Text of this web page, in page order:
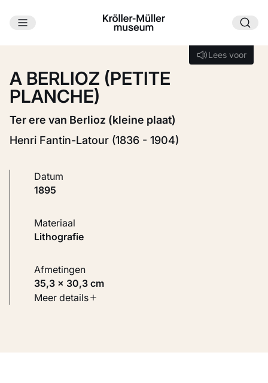
Ga naar hoofdinhoud
Lees voor
Lees voor
A BERLIOZ (PETITE
PLANCHE)
Ter ere van Berlioz (kleine plaat)
Henri Fantin-Latour (1836 - 1904)
Datum
1895
Materiaal
Lithografie
Afmetingen
35,3 × 30,3 cm
Soort werk
Meer details